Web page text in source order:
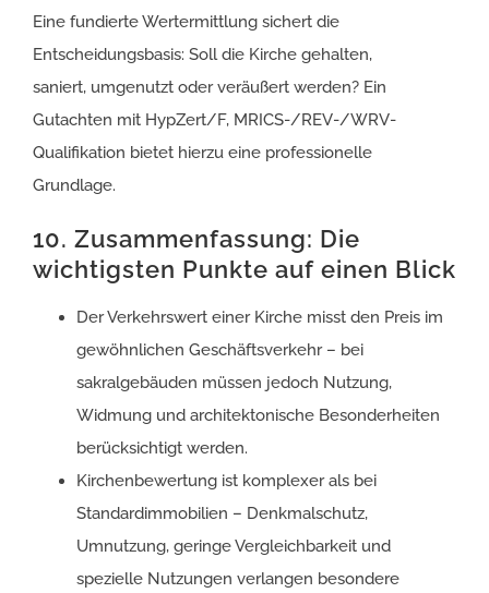
Eine fundierte Wertermittlung sichert die
Entscheidungsbasis: Soll die Kirche gehalten,
saniert, umgenutzt oder veräußert werden? Ein
Gutachten mit HypZert/F, MRICS-/REV-/WRV-
Qualifikation bietet hierzu eine professionelle
Grundlage.
10. Zusammenfassung: Die
wichtigsten Punkte auf einen Blick
Der Verkehrswert einer Kirche misst den Preis im
gewöhnlichen Geschäftsverkehr – bei
sakralgebäuden müssen jedoch Nutzung,
Widmung und architektonische Besonderheiten
berücksichtigt werden.
Kirchenbewertung ist komplexer als bei
Standardimmobilien – Denkmalschutz,
Umnutzung, geringe Vergleichbarkeit und
spezielle Nutzungen verlangen besondere